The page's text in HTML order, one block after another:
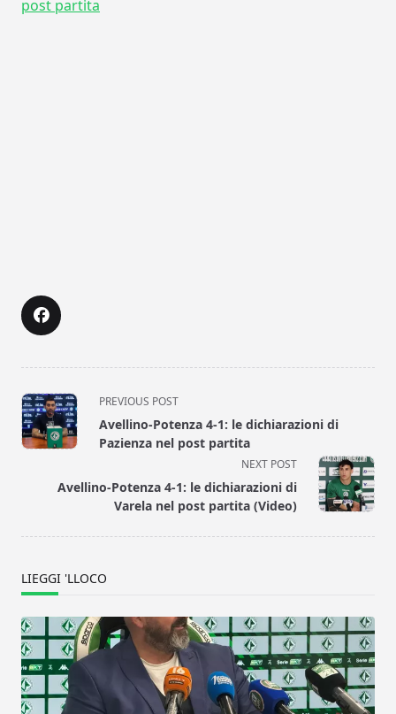
post partita
<span
class="nav-
subtitle
reader-
text">Page</span>
PREVIOUS POST
Avellino-Potenza 4-1: le dichiarazioni di
Pazienza nel post partita
NEXT POST
Avellino-Potenza 4-1: le dichiarazioni di
Varela nel post partita (Video)
LIEGGI 'LLOCO